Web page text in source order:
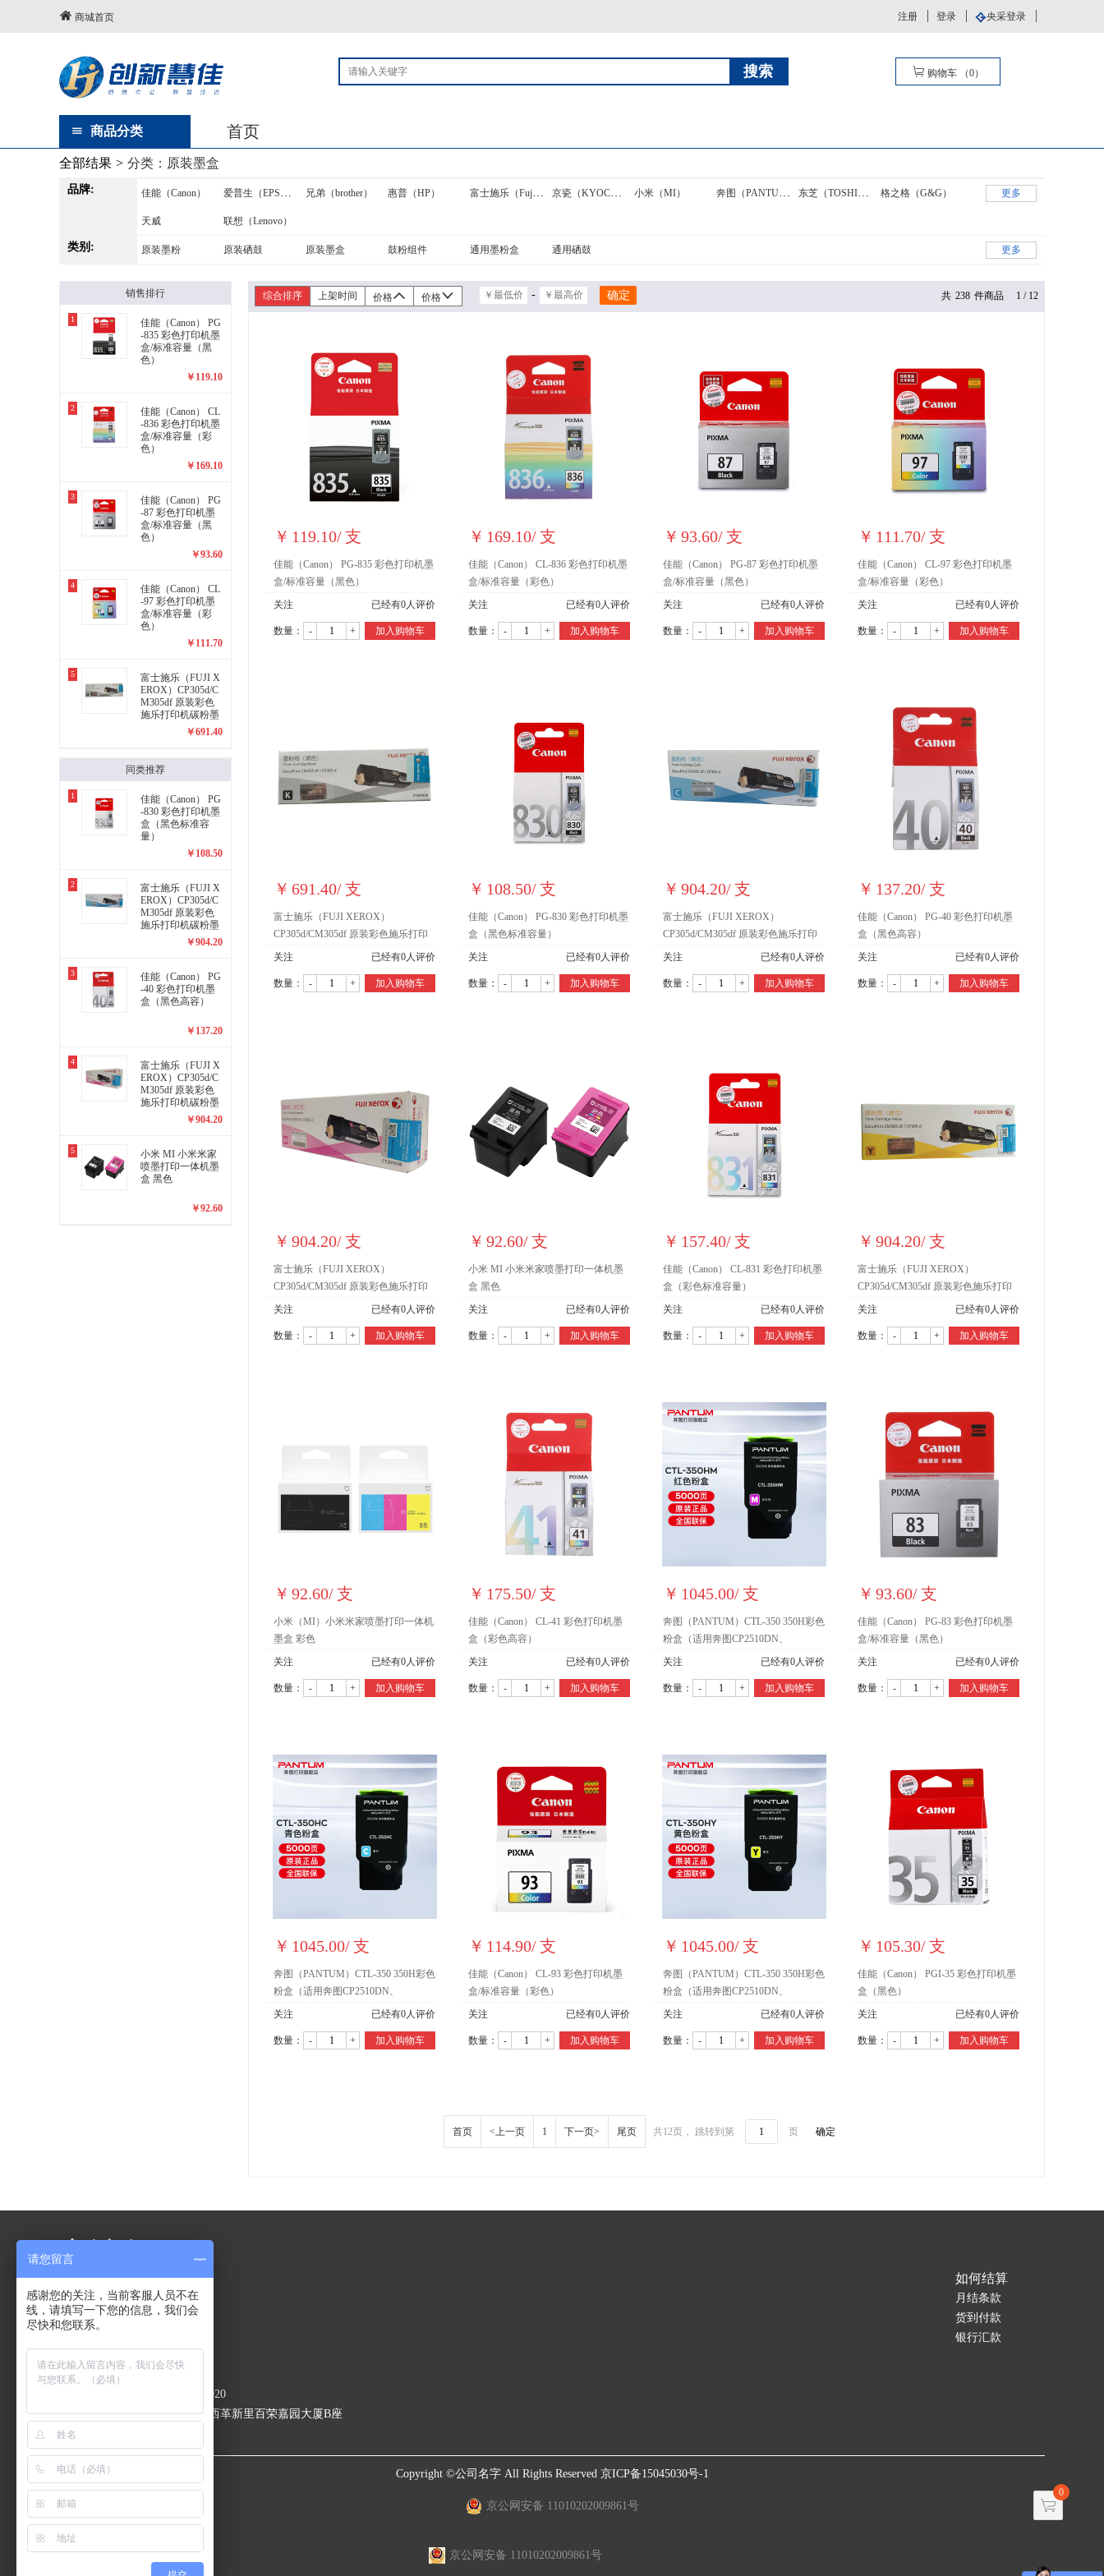
商城首页 注册 登录 央采登录
购物车 （0）
商品分类 首页
全部结果 > 分类： 原装墨盒
品牌: 佳能（Canon） 爱普生（EPSON） 兄弟（brother） 惠普（HP） 富士施乐（FujiXerox） 京瓷（KYOCERA） 小米（MI） 奔图（PANTUM） 东芝（TOSHIBA） 格之格（G&G）
天威 联想（Lenovo）
更多
类别: 原装墨粉 原装硒鼓 原装墨盒 鼓粉组件 通用墨粉盒 通用硒鼓 更多
销售排行
1
佳能（Canon） PG
-835 彩色打印机墨
盒/标准容量（黑
色）
￥ 119.10
2
佳能（Canon） CL
-836 彩色打印机墨
盒/标准容量（彩
色）
￥ 169.10
3
佳能（Canon） PG
-87 彩色打印机墨
盒/标准容量（黑
色）
￥93.60
4
佳能（Canon） CL
-97 彩色打印机墨
盒/标准容量（彩
色）
￥ 111.70
5
富士施乐（FUJI X
EROX）CP305d/C
M305df 原装彩色
施乐打印机碳粉墨
粉盒、墨盒耗材CT
￥691.40
同类推荐
1
佳能（Canon） PG
-830 彩色打印机墨
盒（黑色标准容
量）
￥ 108.50
2
富士施乐（FUJI X
EROX）CP305d/C
M305df 原装彩色
施乐打印机碳粉墨
粉盒、墨盒耗材(C
￥904.20
3
佳能（Canon） PG
-40 彩色打印机墨
盒（黑色高容）
￥ 137.20
4
富士施乐（FUJI X
EROX）CP305d/C
M305df 原装彩色
施乐打印机碳粉墨
粉盒、墨盒耗材(C
￥904.20
5
小米 MI 小米米家
喷墨打印一体机墨
盒 黑色
￥92.60
综合排序 上架时间 价格 价格 - 共 238 件商品 1 / 12
￥ 119.10/支
佳能（Canon） PG-835 彩色打印机墨
盒/标准容量（黑色）
关注
已经有0人评价
数量： - + 加入购物车
￥ 169.10/支
佳能（Canon） CL-836 彩色打印机墨
盒/标准容量（彩色）
关注
已经有0人评价
数量： - + 加入购物车
￥ 93.60/支
佳能（Canon） PG-87 彩色打印机墨
盒/标准容量（黑色）
关注
已经有0人评价
数量： - + 加入购物车
￥ 111.70/支
佳能（Canon） CL-97 彩色打印机墨
盒/标准容量（彩色）
关注
已经有0人评价
数量： - + 加入购物车
￥ 691.40/支
富士施乐（FUJI XEROX）
CP305d/CM305df 原装彩色施乐打印
机碳粉墨粉盒、墨盒耗材CT201636黑
关注 已经有0人评价
数量： - + 加入购物车
￥ 108.50/支
佳能（Canon） PG-830 彩色打印机墨
盒（黑色标准容量）
关注
已经有0人评价
数量： - + 加入购物车
￥ 904.20/支
富士施乐（FUJI XEROX）
CP305d/CM305df 原装彩色施乐打印
机碳粉墨粉盒、墨盒耗材(CT201637
关注 已经有0人评价
数量： - + 加入购物车
￥ 137.20/支
佳能（Canon） PG-40 彩色打印机墨
盒（黑色高容）
关注
已经有0人评价
数量： - + 加入购物车
￥ 904.20/支
富士施乐（FUJI XEROX）
CP305d/CM305df 原装彩色施乐打印
机碳粉墨粉盒、墨盒耗材(CT201638
关注 已经有0人评价
数量： - + 加入购物车
￥ 92.60/支
小米 MI 小米米家喷墨打印一体机墨
盒 黑色
关注
已经有0人评价
数量： - + 加入购物车
￥ 157.40/支
佳能（Canon） CL-831 彩色打印机墨
盒（彩色标准容量）
关注
已经有0人评价
数量： - + 加入购物车
￥ 904.20/支
富士施乐（FUJI XEROX）
CP305d/CM305df 原装彩色施乐打印
机碳粉墨粉盒、墨盒耗材(CT201639
关注 已经有0人评价
数量： - + 加入购物车
￥ 92.60/支
小米（MI）小米米家喷墨打印一体机
墨盒 彩色
关注
已经有0人评价
数量： - + 加入购物车
￥ 175.50/支
佳能（Canon） CL-41 彩色打印机墨
盒（彩色高容）
关注
已经有0人评价
数量： - + 加入购物车
￥ 1045.00/支
奔图（PANTUM）CTL-350 350H彩色
粉盒（适用奔图CP2510DN、
CM7115DN） CTL-350HM红色粉盒
关注 已经有0人评价
数量： - + 加入购物车
￥ 93.60/支
佳能（Canon） PG-83 彩色打印机墨
盒/标准容量（黑色）
关注
已经有0人评价
数量： - + 加入购物车
￥ 1045.00/支
奔图（PANTUM）CTL-350 350H彩色
粉盒（适用奔图CP2510DN、
CM7115DN） CTL-350HC青色粉盒
关注 已经有0人评价
数量： - + 加入购物车
￥ 114.90/支
佳能（Canon） CL-93 彩色打印机墨
盒/标准容量（彩色）
关注
已经有0人评价
数量： - + 加入购物车
￥ 1045.00/支
奔图（PANTUM）CTL-350 350H彩色
粉盒（适用奔图CP2510DN、
CM7115DN） CTL-350HY黄色粉盒
关注 已经有0人评价
数量： - + 加入购物车
￥ 105.30/支
佳能（Canon） PGI-35 彩色打印机墨
盒（黑色）
关注
已经有0人评价
数量： - + 加入购物车
首页 <上一页 1 下一页> 尾页 共12页， 跳转到第 页
商城名
客服热线：
客服热线
当前站点：北京
当前站点联系电话：18600862020
当前站点地址：北京市东城区西革新里百荣嘉园大厦B座
401-13
如何结算
月结条款
货到付款
银行汇款
Copyright ©公司名字 All Rights Reserved 京ICP备15045030号-1
京公网安备 11010202009861号
京公网安备 11010202009861号
请您留言
感谢您的关注，当前客服人员不在
线，请填写一下您的信息，我们会
尽快和您联系。

0